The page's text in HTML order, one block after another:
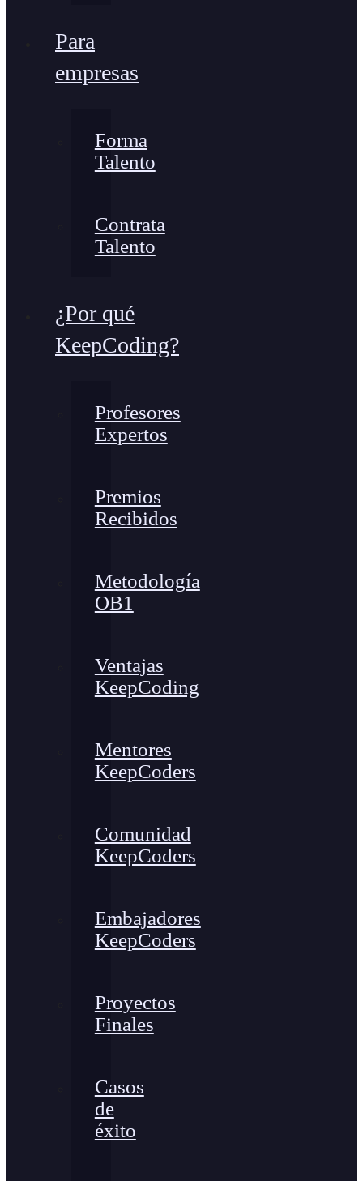
Para
empresas
Forma
Talento
Contrata
Talento
¿Por qué
KeepCoding?
Profesores
Expertos
Premios
Recibidos
Metodología
OB1
Ventajas
KeepCoding
Mentores
KeepCoders
Comunidad
KeepCoders
Embajadores
KeepCoders
Proyectos
Finales
Casos
de
éxito